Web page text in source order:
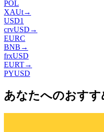
POL
XAUt→
USD1
crvUSD →
EURC
BNB →
frxUSD
EURT→
PYUSD
あなたへのおすす